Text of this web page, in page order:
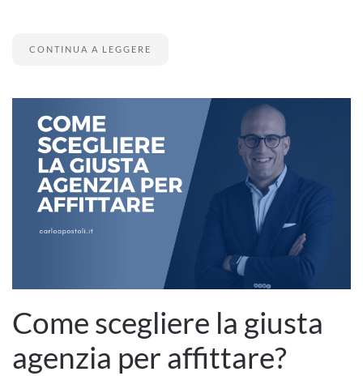
CONTINUA A LEGGERE
Come scegliere la giusta
agenzia per affittare?